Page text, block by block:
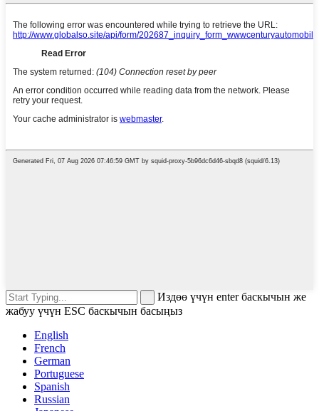
Издөө үчүн enter баскычын же
жабуу үчүн ESC баскычын басыңыз
English
French
German
Portuguese
Spanish
Russian